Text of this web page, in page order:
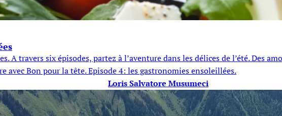
A travers six épisodes, partez à l’aventure dans les délices de l’été. Des
avec Bon pour la tête. Episode 4: les gastronomies ensoleillées.
Loris Salvatore Musumeci